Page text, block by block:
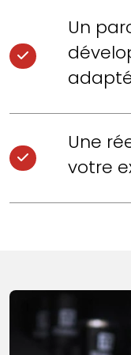
Un
Une
votre